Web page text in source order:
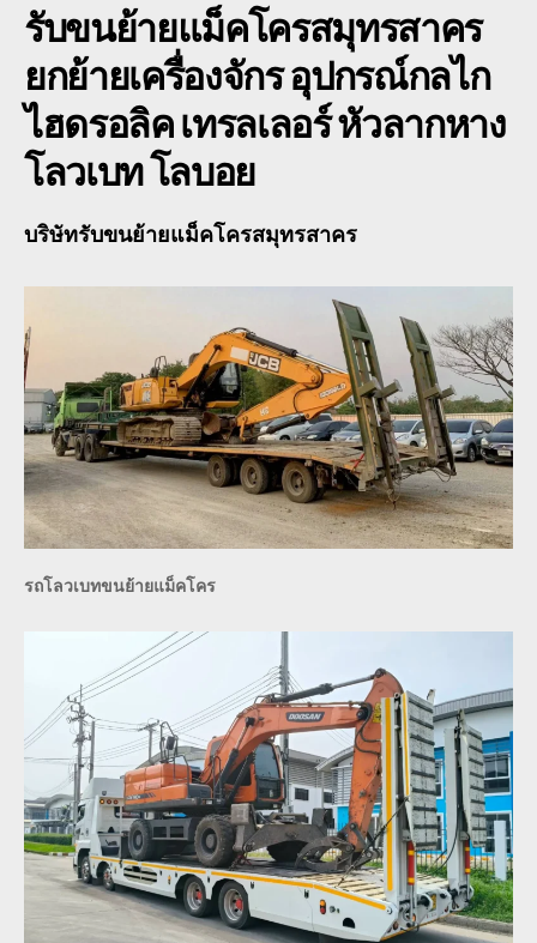
รับขนย้ายแม็คโครสมุทรสาคร
ยกย้ายเครื่องจักร อุปกรณ์กลไก
ไฮดรอลิค เทรลเลอร์ หัวลากหาง
โลวเบท โลบอย
บริษัทรับขนย้ายแม็คโครสมุทรสาคร
รถโลวเบทขนย้ายแม็คโคร